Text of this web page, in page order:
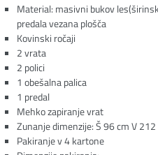
Material: masivni bukov
predala vezana plošča
Kovinski ročaji
2 vrata
2 polici
1 obešalna palica
1 predal
Mehko zapiranje vrat
Zunanje dimenzije: Š 96 cm V
Pakiranje v 4 kartone